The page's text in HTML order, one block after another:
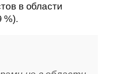
в области
%).